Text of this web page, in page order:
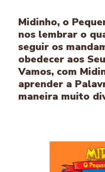
Midinho, o
nos lembrar o
seguir os
obedecer aos
Vamos, com
aprender a
maneira muito